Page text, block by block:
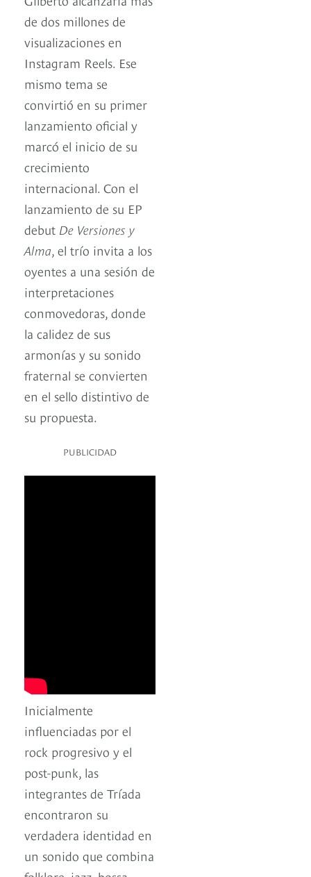
de dos millones de
visualizaciones en
Instagram Reels. Ese
mismo tema se
convirtió en su primer
lanzamiento oficial y
marcó el inicio de su
crecimiento
internacional. Con el
lanzamiento de su EP
debut De Versiones y
Alma, el trío invita a los
oyentes a una sesión de
interpretaciones
conmovedoras, donde
la calidez de sus
armonías y su sonido
fraternal se convierten
en el sello distintivo de
su propuesta.
PUBLICIDAD
Inicialmente
influenciadas por el
rock progresivo y el
post-punk, las
integrantes de Tríada
encontraron su
verdadera identidad en
un sonido que combina